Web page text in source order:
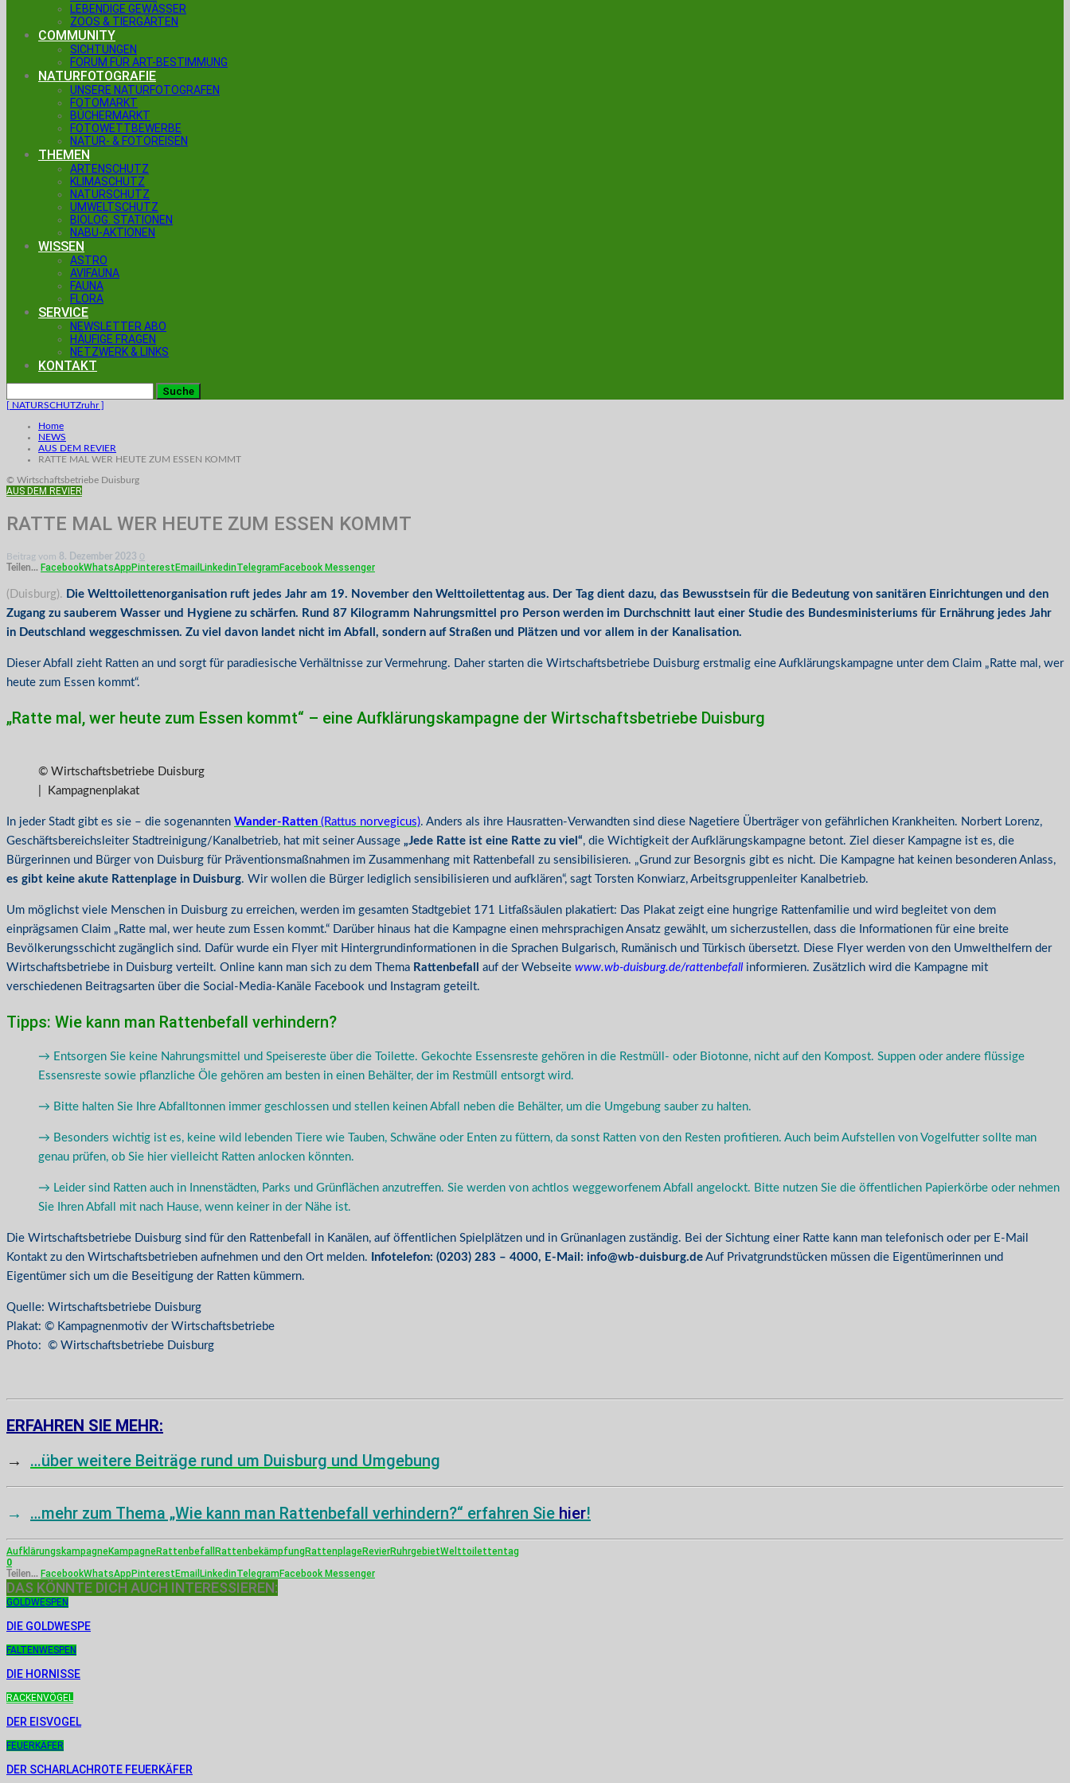
LEBENDIGE GEWÄSSER
ZOOS & TIERGÄRTEN
COMMUNITY
SICHTUNGEN
FORUM FÜR ART-BESTIMMUNG
NATURFOTOGRAFIE
UNSERE NATURFOTOGRAFEN
FOTOMARKT
BÜCHERMARKT
FOTOWETTBEWERBE
NATUR- & FOTOREISEN
THEMEN
ARTENSCHUTZ
KLIMASCHUTZ
NATURSCHUTZ
UMWELTSCHUTZ
BIOLOG. STATIONEN
NABU-AKTIONEN
WISSEN
ASTRO
AVIFAUNA
FAUNA
FLORA
SERVICE
NEWSLETTER ABO
HÄUFIGE FRAGEN
NETZWERK & LINKS
KONTAKT
[ NATURSCHUTZruhr ]
Home
NEWS
AUS DEM REVIER
RATTE MAL WER HEUTE ZUM ESSEN KOMMT
© Wirtschaftsbetriebe Duisburg
AUS DEM REVIER
RATTE MAL WER HEUTE ZUM ESSEN KOMMT
Beitrag vom 8. Dezember 2023 0
Teilen... FacebookWhatsAppPinterestEmail LinkedinTelegramFacebook Messenger
(Duisburg). Die Welttoilettenorganisation ruft jedes Jahr am 19. November den Welttoilettentag aus. Der Tag dient dazu, das Bewusstsein für die Bedeutung von sanitären Einrichtungen und den
Zugang zu sauberem Wasser und Hygiene zu schärfen. Rund 87 Kilogramm Nahrungsmittel pro Person werden im Durchschnitt laut einer Studie des Bundesministeriums für Ernährung jedes Jahr
in Deutschland weggeschmissen. Zu viel davon landet nicht im Abfall, sondern auf Straßen und Plätzen und vor allem in der Kanalisation.
Dieser Abfall zieht Ratten an und sorgt für paradiesische Verhältnisse zur Vermehrung. Daher starten die Wirtschaftsbetriebe Duisburg erstmalig eine Aufklärungskampagne unter dem Claim „Ratte mal, wer
heute zum Essen kommt“.
„Ratte mal, wer heute zum Essen kommt“ – eine Aufklärungskampagne der Wirtschaftsbetriebe Duisburg
© Wirtschaftsbetriebe Duisburg
| Kampagnenplakat
In jeder Stadt gibt es sie – die sogenannten Wander-Ratten (Rattus norvegicus). Anders als ihre Hausratten-Verwandten sind diese Nagetiere Überträger von gefährlichen Krankheiten. Norbert Lorenz,
Geschäftsbereichsleiter Stadtreinigung/Kanalbetrieb, hat mit seiner Aussage „Jede Ratte ist eine Ratte zu viel“, die Wichtigkeit der Aufklärungskampagne betont. Ziel dieser Kampagne ist es, die
Bürgerinnen und Bürger von Duisburg für Präventionsmaßnahmen im Zusammenhang mit Rattenbefall zu sensibilisieren. „Grund zur Besorgnis gibt es nicht. Die Kampagne hat keinen besonderen Anlass,
es gibt keine akute Rattenplage in Duisburg. Wir wollen die Bürger lediglich sensibilisieren und aufklären“, sagt Torsten Konwiarz, Arbeitsgruppenleiter Kanalbetrieb.
Um möglichst viele Menschen in Duisburg zu erreichen, werden im gesamten Stadtgebiet 171 Litfaßsäulen plakatiert: Das Plakat zeigt eine hungrige Rattenfamilie und wird begleitet von dem
einprägsamen Claim „Ratte mal, wer heute zum Essen kommt.“ Darüber hinaus hat die Kampagne einen mehrsprachigen Ansatz gewählt, um sicherzustellen, dass die Informationen für eine breite
Bevölkerungsschicht zugänglich sind. Dafür wurde ein Flyer mit Hintergrundinformationen in die Sprachen Bulgarisch, Rumänisch und Türkisch übersetzt. Diese Flyer werden von den Umwelthelfern der
Wirtschaftsbetriebe in Duisburg verteilt. Online kann man sich zu dem Thema Rattenbefall auf der Webseite www.wb-duisburg.de/rattenbefall informieren. Zusätzlich wird die Kampagne mit
verschiedenen Beitragsarten über die Social-Media-Kanäle Facebook und Instagram geteilt.
Tipps: Wie kann man Rattenbefall verhindern?
→ Entsorgen Sie keine Nahrungsmittel und Speisereste über die Toilette. Gekochte Essensreste gehören in die Restmüll- oder Biotonne, nicht auf den Kompost. Suppen oder andere flüssige
Essensreste sowie pflanzliche Öle gehören am besten in einen Behälter, der im Restmüll entsorgt wird.
→ Bitte halten Sie Ihre Abfalltonnen immer geschlossen und stellen keinen Abfall neben die Behälter, um die Umgebung sauber zu halten.
→ Besonders wichtig ist es, keine wild lebenden Tiere wie Tauben, Schwäne oder Enten zu füttern, da sonst Ratten von den Resten profitieren. Auch beim Aufstellen von Vogelfutter sollte man
genau prüfen, ob Sie hier vielleicht Ratten anlocken könnten.
→ Leider sind Ratten auch in Innenstädten, Parks und Grünflächen anzutreffen. Sie werden von achtlos weggeworfenem Abfall angelockt. Bitte nutzen Sie die öffentlichen Papierkörbe oder nehmen
Sie Ihren Abfall mit nach Hause, wenn keiner in der Nähe ist.
Die Wirtschaftsbetriebe Duisburg sind für den Rattenbefall in Kanälen, auf öffentlichen Spielplätzen und in Grünanlagen zuständig. Bei der Sichtung einer Ratte kann man telefonisch oder per E-Mail
Kontakt zu den Wirtschaftsbetrieben aufnehmen und den Ort melden.
Infotelefon: (0203) 283 – 4000, E-Mail: info@wb-duisburg.de Auf Privatgrundstücken müssen die Eigentümerinnen und
Eigentümer sich um die Beseitigung der Ratten kümmern.
Quelle: Wirtschaftsbetriebe Duisburg
Plakat: © Kampagnenmotiv der Wirtschaftsbetriebe
Photo: © Wirtschaftsbetriebe Duisburg
ERFAHREN SIE MEHR:
→ …über weitere Beiträge rund um Duisburg und Umgebung
→ …mehr zum Thema „Wie kann man Rattenbefall verhindern?“ erfahren Sie hier!
Aufklärungskampagne Kampagne Rattenbefall RattenbekämpfungRattenplage RevierRuhrgebietWelttoilettentag
0
Teilen... FacebookWhatsApp Pinterest Email LinkedinTelegramFacebook Messenger
DAS KÖNNTE DICH AUCH INTERESSIEREN:
GOLDWESPEN
DIE GOLDWESPE
FALTENWESPEN
DIE HORNISSE
RACKENVÖGEL
DER EISVOGEL
FEUERKÄFER
DER SCHARLACHROTE FEUERKÄFER